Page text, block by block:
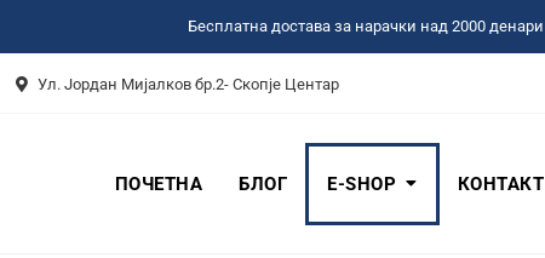
Бесплатна достава за нарачки над 2000 денари
Ул. Јордан Мијалков бр.2- Скопје Центар
ПОЧЕТНА БЛОГ Е-SHOP КОНТАКТ